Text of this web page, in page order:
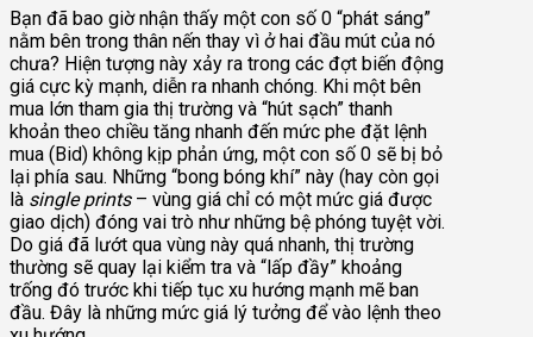
Bạn đã bao giờ nhận thấy một con số 0 “phát sáng”
nằm bên trong thân nến thay vì ở hai đầu mút của nó
chưa? Hiện tượng này xảy ra trong các đợt biến động
giá cực kỳ mạnh, diễn ra nhanh chóng. Khi một bên
mua lớn tham gia thị trường và “hút sạch” thanh
khoản theo chiều tăng nhanh đến mức phe đặt lệnh
mua (Bid) không kịp phản ứng, một con số 0 sẽ bị bỏ
lại phía sau. Những “bong bóng khí” này (hay còn gọi
là single prints– vùng giá chỉ có một mức giá được
giao dịch) đóng vai trò như những bệ phóng tuyệt vời.
Do giá đã lướt qua vùng này quá nhanh, thị trường
thường sẽ quay lại kiểm tra và “lấp đầy” khoảng
trống đó trước khi tiếp tục xu hướng mạnh mẽ ban
đầu. Đây là những mức giá lý tưởng để vào lệnh theo